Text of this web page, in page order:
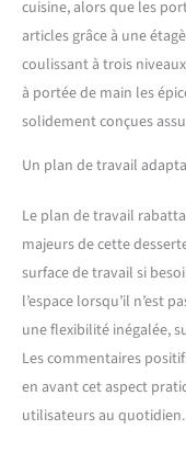
cuisine, alors que les
articles grâce à une
coulissant à trois
à portée de main les
solidement conçues
Un plan de travail
Le plan de travail
majeurs de cette
surface de travail si
l’espace lorsqu’il n’est
une flexibilité inégalée,
Les commentaires
en avant cet aspect
utilisateurs au quotidien.